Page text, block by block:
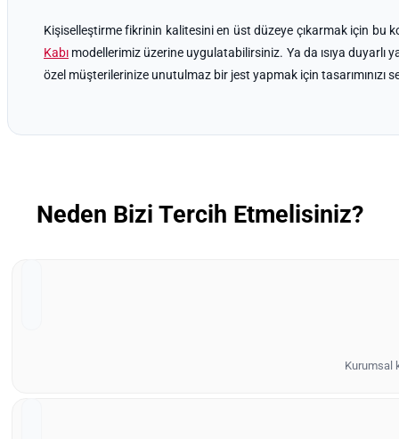
Kişiselleştirme fikrinin kalitesini en üst düzeye çıkarmak için bu
Kabı modellerimiz üzerine uygulatabilirsiniz. Ya da ısıya
özel müşterilerinize unutulmaz bir jest yapmak için tasarımınızı
Neden Bizi Tercih Etmelisiniz?
Kurumsal